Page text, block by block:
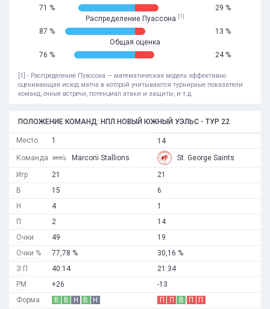
71 %
29 %
Распределение Пуассона [1]
87 %
13 %
Общая оценка
76 %
24 %
[1] - Распределение Пуассона — математическая модель эффективно
оценивающая исход матча в которой учитываются турнирные показатели
команд, очные встречи, потенциал атаки и защиты, и т.д.
ПОЛОЖЕНИЕ КОМАНД: НПЛ НОВЫЙ ЮЖНЫЙ УЭЛЬС - ТУР 22
Место
Команда
Игр
В
Н
П
Очки
Очки %
З:П
РМ
Форма
1
Marconi Stallions
21
15
4
2
49
77,78 %
40:14
+26
В
В Н В Н
14
St. George Saints
21
6
1
14
19
30,16 %
21:34
-13
П
П В П П